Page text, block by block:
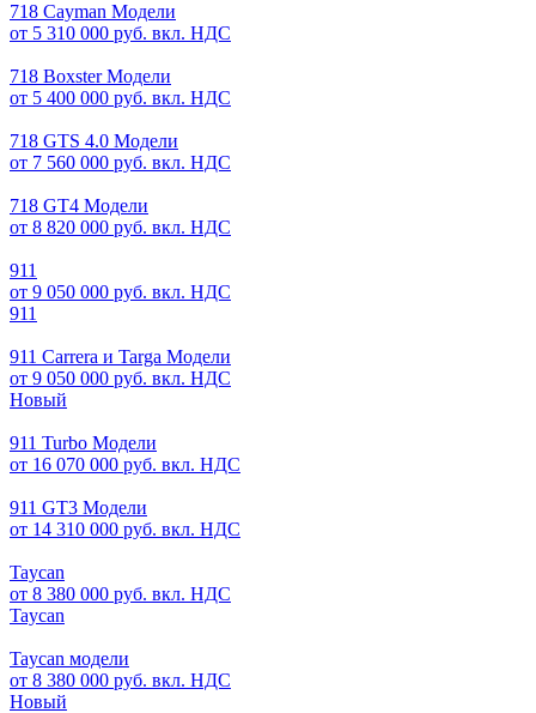
718 Cayman Модели
от 5 310 000 руб. вкл. НДС
718 Boxster Модели
от 5 400 000 руб. вкл. НДС
718 GTS 4.0 Модели
от 7 560 000 руб. вкл. НДС
718 GT4 Модели
от 8 820 000 руб. вкл. НДС
911
от 9 050 000 руб. вкл. НДС
911
911 Carrera и Targa Модели
от 9 050 000 руб. вкл. НДС
Новый
911 Turbo Модели
от 16 070 000 руб. вкл. НДС
911 GT3 Модели
от 14 310 000 руб. вкл. НДС
Taycan
от 8 380 000 руб. вкл. НДС
Taycan
Taycan модели
от 8 380 000 руб. вкл. НДС
Новый